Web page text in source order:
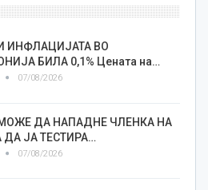
ИНФЛАЦИЈАТА ВО
БИЛА 0,1% Цената на…
07/08/2026
ДА НАПАДНЕ ЧЛЕНКА НА
ДА ЈА ТЕСТИРА…
07/08/2026